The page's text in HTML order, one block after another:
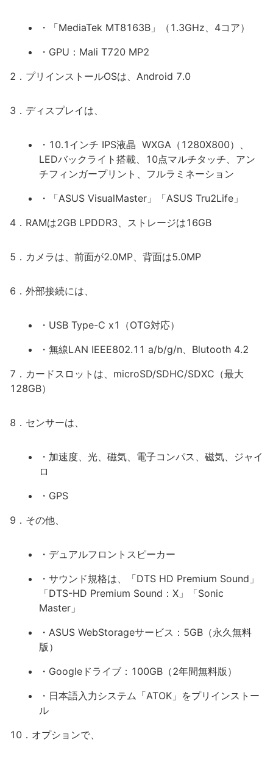
・「MediaTek MT8163B」（1.3GHz、4コア）
・GPU：Mali T720 MP2
2．プリインストールOSは、Android 7.0
3．ディスプレイは、
・10.1インチ IPS液晶 WXGA（1280X800）、
LEDバックライト搭載、10点マルチタッチ、アン
チフィンガープリント、フルラミネーション
・「ASUS VisualMaster」「ASUS Tru2Life」
4．RAMは2GB LPDDR3、ストレージは16GB
5．カメラは、前面が2.0MP、背面は5.0MP
6．外部接続には、
・USB Type-C x1（OTG対応）
・無線LAN IEEE802.11 a/b/g/n、Blutooth 4.2
7．カードスロットは、microSD/SDHC/SDXC（最大
128GB）
8．センサーは、
・加速度、光、磁気、電子コンパス、磁気、ジャイ
ロ
・GPS
9．その他、
・デュアルフロントスピーカー
・サウンド規格は、「DTS HD Premium Sound」
「DTS-HD Premium Sound：X」「Sonic
Master」
・ASUS WebStorageサービス：5GB（永久無料
版）
・Googleドライブ：100GB（2年間無料版）
・日本語入力システム「ATOK」をプリインストー
ル
10．オプションで、